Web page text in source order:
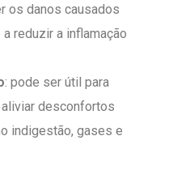
os danos causados
reduzir a inflamação
: pode ser útil para
desconfortos
indigestão, gases e